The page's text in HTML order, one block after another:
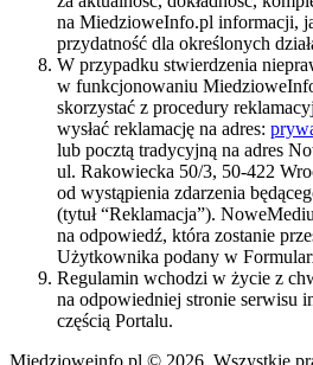
na MiedzioweInfo.pl informacji,
przydatność dla określonych
W przypadku stwierdzenia
w funkcjonowaniu
skorzystać z procedury
wysłać reklamację na adres:
lub pocztą tradycyjną na adres
ul. Rakowiecka 50/3, 50-422
od wystąpienia zdarzenia
(tytuł “Reklamacja”).
na odpowiedź, która zostanie
Użytkownika podany w
Regulamin wchodzi w życie z
na odpowiedniej stronie serwisu
częścią Portalu.